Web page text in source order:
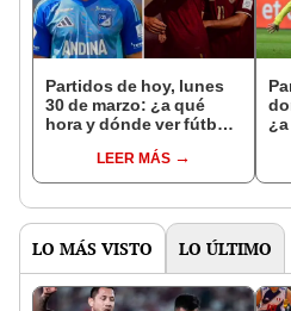
Partidos de hoy, lunes
30 de marzo: ¿a qué
hora y dónde ver fútbol
LEER MÁS
LO MÁS VISTO LO ÚLTIMO